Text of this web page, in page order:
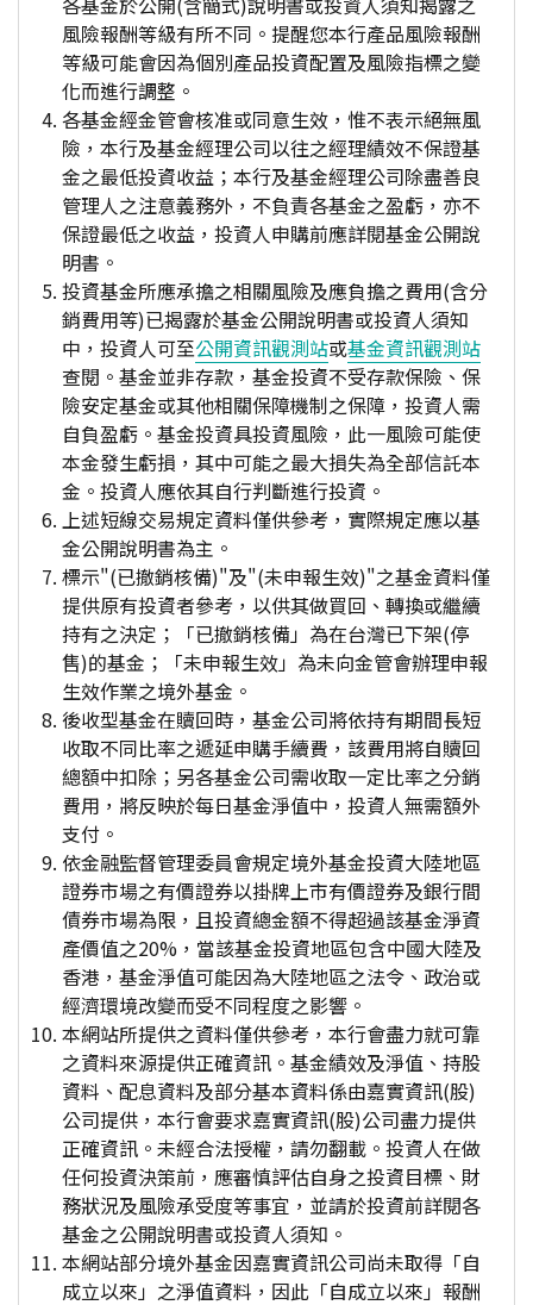
風險報酬等級有所不同。提醒您本行產品風險報酬
等級可能會因為個別產品投資配置及風險指標之變
化而進行調整。
各基金經金管會核准或同意生效，惟不表示絕無風
險，本行及基金經理公司以往之經理績效不保證基
金之最低投資收益；本行及基金經理公司除盡善良
管理人之注意義務外，不負責各基金之盈虧，亦不
保證最低之收益，投資人申購前應詳閱基金公開說
明書。
投資基金所應承擔之相關風險及應負擔之費用(含分
銷費用等)已揭露於基金公開說明書或投資人須知
中，投資人可至公開資訊觀測站或基金資訊觀測站
查閱。基金並非存款，基金投資不受存款保險、保
險安定基金或其他相關保障機制之保障，投資人需
自負盈虧。基金投資具投資風險，此一風險可能使
本金發生虧損，其中可能之最大損失為全部信託本
金。投資人應依其自行判斷進行投資。
上述短線交易規定資料僅供參考，實際規定應以基
金公開說明書為主。
標示"(已撤銷核備)"及"(未申報生效)"之基金資料僅
提供原有投資者參考，以供其做買回、轉換或繼續
持有之決定；「已撤銷核備」為在台灣已下架(停
售)的基金；「未申報生效」為未向金管會辦理申報
生效作業之境外基金。
後收型基金在贖回時，基金公司將依持有期間長短
收取不同比率之遞延申購手續費，該費用將自贖回
總額中扣除；另各基金公司需收取一定比率之分銷
費用，將反映於每日基金淨值中，投資人無需額外
支付。
依金融監督管理委員會規定境外基金投資大陸地區
證券市場之有價證券以掛牌上市有價證券及銀行間
債券市場為限，且投資總金額不得超過該基金淨資
產價值之20%，當該基金投資地區包含中國大陸及
香港，基金淨值可能因為大陸地區之法令、政治或
經濟環境改變而受不同程度之影響。
本網站所提供之資料僅供參考，本行會盡力就可靠
之資料來源提供正確資訊。基金績效及淨值、持股
資料、配息資料及部分基本資料係由嘉實資訊(股)
公司提供，本行會要求嘉實資訊(股)公司盡力提供
正確資訊。未經合法授權，請勿翻載。投資人在做
任何投資決策前，應審慎評估自身之投資目標、財
務狀況及風險承受度等事宜，並請於投資前詳閱各
基金之公開說明書或投資人須知。
本網站部分境外基金因嘉實資訊公司尚未取得「自
成立以來」之淨值資料，因此「自成立以來」報酬